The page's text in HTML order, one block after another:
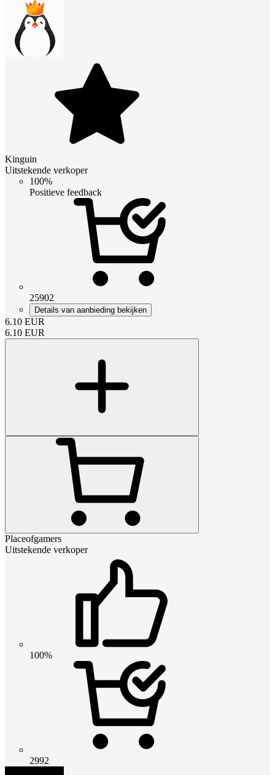
Kinguin
Uitstekende verkoper
100%
Positieve feedback
25902
Details van aanbieding bekijken
6.10 EUR
6.10 EUR
Placeofgamers
Uitstekende verkoper
100%
2992